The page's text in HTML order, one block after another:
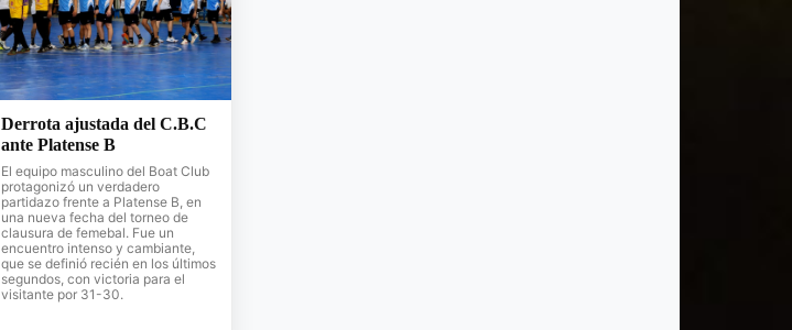
Derrota ajustada del C.B.C
ante Platense B
El equipo masculino del Boat Club
protagonizó un verdadero
partidazo frente a Platense B, en
una nueva fecha del torneo de
clausura de femebal. Fue un
encuentro intenso y cambiante,
que se definió recién en los últimos
segundos, con victoria para el
visitante por 31-30.